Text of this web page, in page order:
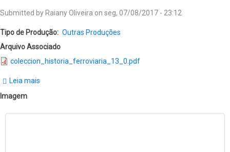
Submitted by Raiany Oliveira on seg, 07/08/2017 - 23:12
Tipo de Produção
Outras Produções
Arquivo Associado
coleccion_historia_ferroviaria_13_0.pdf
Leia mais
Imagem